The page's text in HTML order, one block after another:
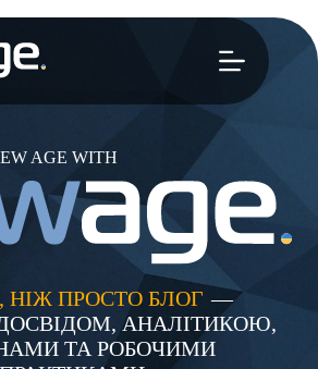
AGE WITH
НІЖ ПРОСТО БЛОГ —
АНАЛІТИКОЮ,
ТА РОБОЧИМИ